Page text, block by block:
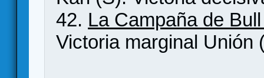
42. La Campaña de
Victoria marginal Unión